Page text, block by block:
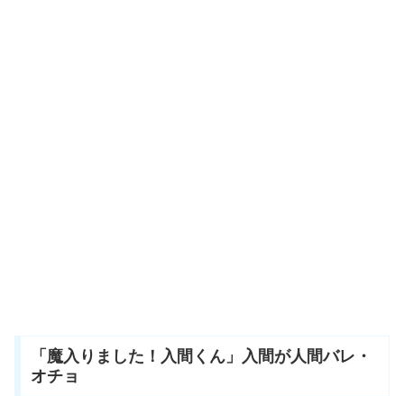
「魔入りました！入間くん」入間が人間バレ・
オチョ